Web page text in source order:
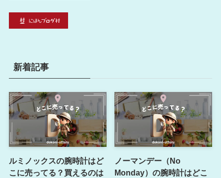
新着記事
ルミノックスの腕時計はど
こに売ってる？買えるのは
ノーマンデー（No
Monday）の腕時計はどこ